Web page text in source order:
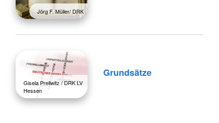
Jörg F. Müller/ DRK
Gisela Prellwitz / DRK LV
Hessen
Grundsätze